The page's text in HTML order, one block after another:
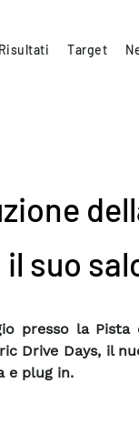
Risultati Target
suo
presso la
Drive Days, il
e plug in.